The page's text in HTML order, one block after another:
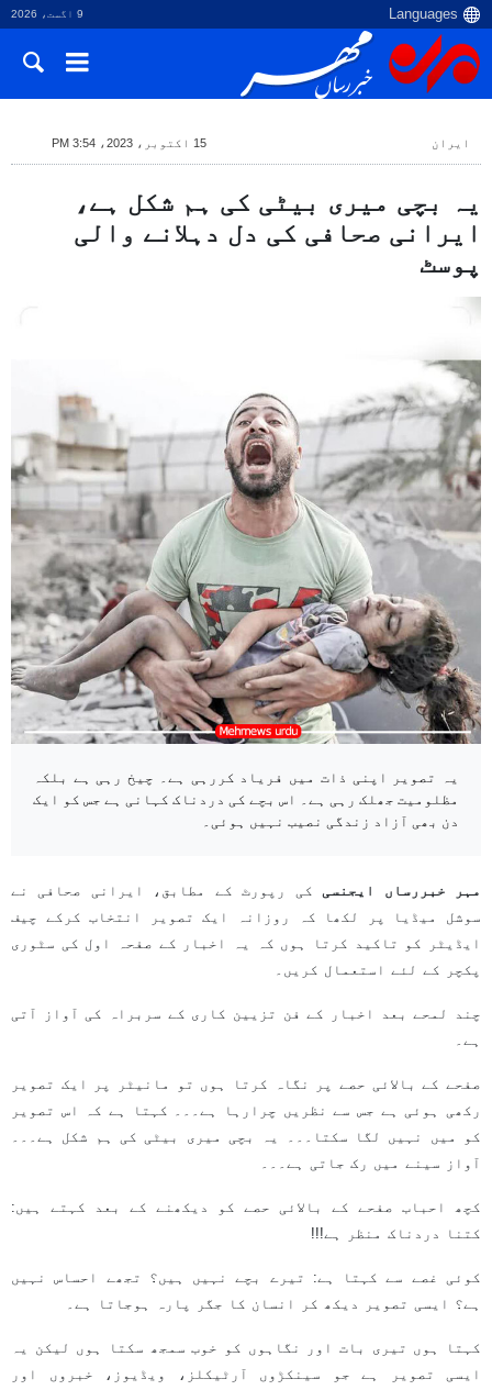
9 اگست، 2026
ایران 15 اکتوبر، 2023، 3:54 PM
یہ بچی میری بیٹی کی ہم شکل ہے،
ایرانی صحافی کی دل دہلانے والی
پوسٹ
یہ تصویر اپنی ذات میں فریاد کررہی ہے۔ چیخ رہی ہے بلکہ
مظلومیت جھلک رہی ہے۔ اس بچے کی دردناک کہانی ہے جس کو ایک
دن بھی آزاد زندگی نصیب نہیں ہوئی۔
مہر خبررساں ایجنسی
کی رپورٹ کے مطابق، ایرانی صحافی نے
سوشل میڈیا پر لکھا کہ روزانہ ایک تصویر انتخاب کرکے چیف
ایڈیٹر کو تاکید کرتا ہوں کہ یہ اخبار کے صفحہ اول کی سٹوری
پکچر کے لئے استعمال کریں۔
چند لمحے بعد اخبار کے فن تزیین کاری کے سربراہ کی آواز آتی
ہے۔
صفحے کے بالائی حصے پر نگاہ کرتا ہوں تو مانیٹر پر ایک تصویر
رکھی ہوئی ہے جس سے نظریں چرارہا ہے۔۔۔ کہتا ہے کہ اس تصویر
کو میں نہیں لگا سکتا۔۔۔ یہ بچی میری بیٹی کی ہم شکل ہے۔۔۔
آواز سینے میں رک جاتی ہے۔۔۔
کچھ احباب صفحے کے بالائی حصے کو دیکھنے کے بعد کہتے ہیں:
کتنا دردناک منظر ہے!!!
کوئی غصے سے کہتا ہے: تیرے بچے نہیں ہیں؟ تجھے احساس نہیں
ہے؟ ایسی تصویر دیکھ کر انسان کا جگر پارہ ہوجاتا ہے۔
کہتا ہوں تیری بات اور نگاہوں کو خوب سمجھ سکتا ہوں لیکن یہ
ایسی تصویر ہے جو سینکڑوں آرٹیکلز، ویڈیوز، خبروں اور